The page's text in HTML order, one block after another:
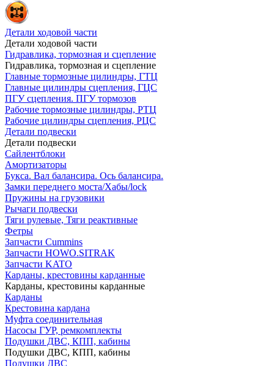
Детали ходовой части
Детали ходовой части
Гидравлика, тормозная и сцепление
Гидравлика, тормозная и сцепление
Главные тормозные цилиндры, ГТЦ
Главные цилиндры сцепления, ГЦС
ПГУ сцепления. ПГУ тормозов
Рабочие тормозные цилиндры, РТЦ
Рабочие цилиндры сцепления, РЦС
Детали подвески
Детали подвески
Cайлентблоки
Амортизаторы
Букса. Вал балансира. Ось балансира.
Замки переднего моста/Хабы/lock
Пружины на грузовики
Рычаги подвески
Тяги рулевые, Тяги реактивные
Фетры
Запчасти Cummins
Запчасти HOWO.SITRAK
Запчасти KATO
Карданы, крестовины карданные
Карданы, крестовины карданные
Карданы
Крестовина кардана
Муфта соединительная
Насосы ГУР, ремкомплекты
Подушки ДВС, КПП, кабины
Подушки ДВС, КПП, кабины
Подушки ДВС